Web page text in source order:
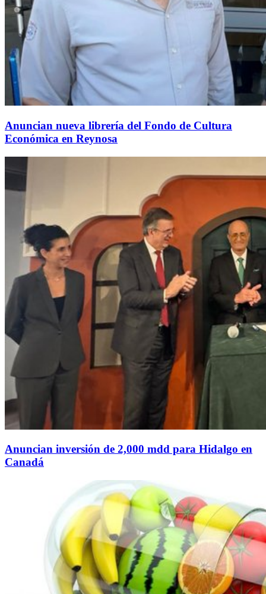
Anuncian nueva librería del Fondo de Cultura
Económica en Reynosa
Anuncian inversión de 2,000 mdd para Hidalgo en
Canadá